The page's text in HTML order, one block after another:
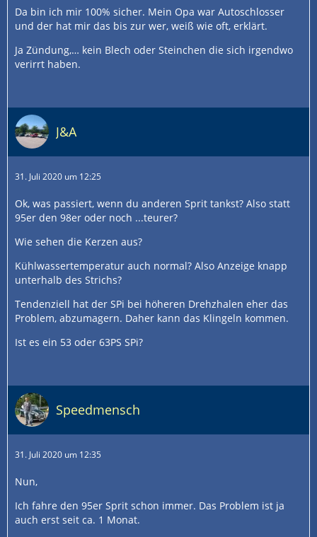
Da bin ich mir 100% sicher. Mein Opa war Autoschlosser
und der hat mir das bis zur wer, weiß wie oft, erklärt.
Ja Zündung,… kein Blech oder Steinchen die sich irgendwo
verirrt haben.
J&A
31. Juli 2020 um 12:25
Ok, was passiert, wenn du anderen Sprit tankst? Also statt
95er den 98er oder noch ...teurer?
Wie sehen die Kerzen aus?
Kühlwassertemperatur auch normal? Also Anzeige knapp
unterhalb des Strichs?
Tendenziell hat der SPi bei höheren Drehzhalen eher das
Problem, abzumagern. Daher kann das Klingeln kommen.
Ist es ein 53 oder 63PS SPi?
Speedmensch
31. Juli 2020 um 12:35
Nun,
Ich fahre den 95er Sprit schon immer. Das Problem ist ja
auch erst seit ca. 1 Monat.